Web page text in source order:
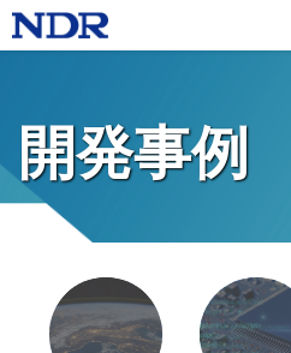
開発事例